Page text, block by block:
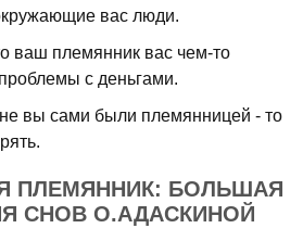
вас люди.
ваш племянник вас чем-то
с деньгами.
вы сами были племянницей - то
ПЛЕМЯННИК: БОЛЬШАЯ
СНОВ О.АДАСКИНОЙ